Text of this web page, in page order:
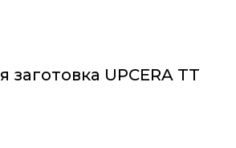
заготовка UPCERA TT